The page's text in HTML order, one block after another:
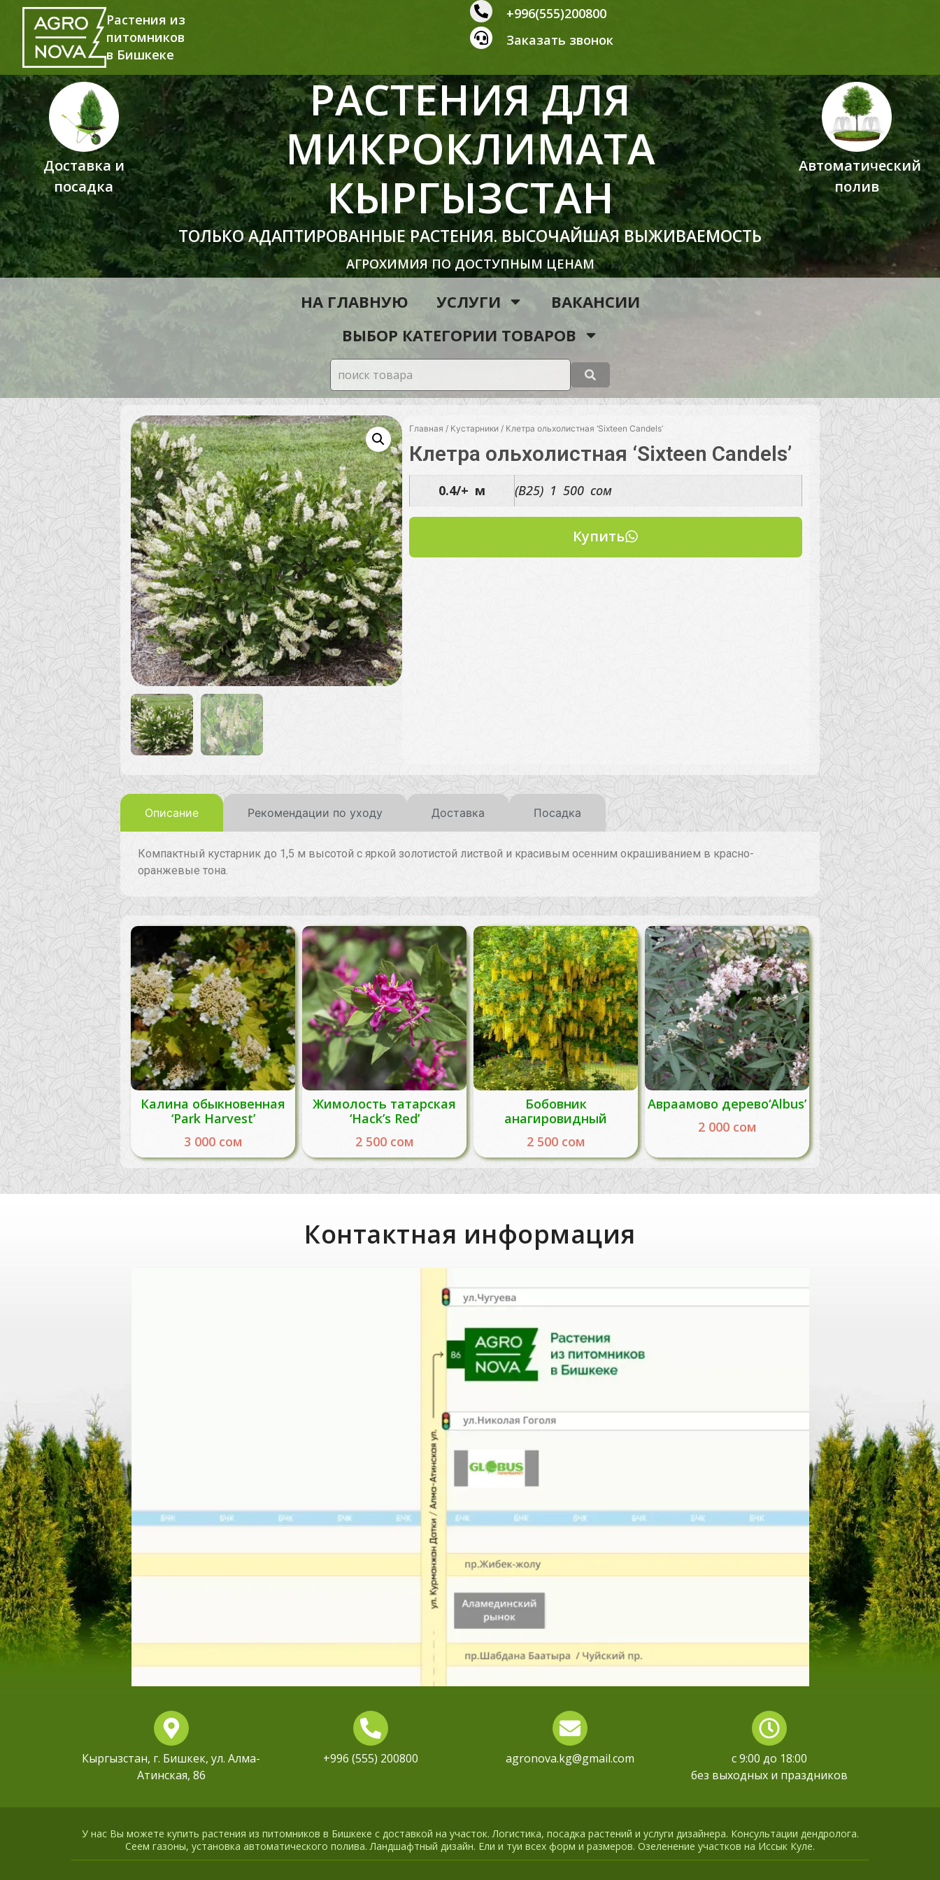
Растения из
питомников
в Бишкеке
+996(555)200800
Заказать звонок
Доставка и
посадка
РАСТЕНИЯ ДЛЯ
МИКРОКЛИМАТА
КЫРГЫЗСТАН
ТОЛЬКО АДАПТИРОВАННЫЕ РАСТЕНИЯ. ВЫСОЧАЙШАЯ ВЫЖИВАЕМОСТЬ
АГРОХИМИЯ ПО ДОСТУПНЫМ ЦЕНАМ
Автоматический
полив
НА ГЛАВНУЮ УСЛУГИ
ВАКАНСИИ
ВЫБОР КАТЕГОРИИ ТОВАРОВ
Главная / Кустарники / Клетра ольхолистная ‘Sixteen Candels’
Клетра ольхолистная ‘Sixteen Candels’
0.4/+ м (B25) 1 500 сом
Купить
Описание Рекомендации по уходу Доставка Посадка
Компактный кустарник до 1,5 м высотой с яркой золотистой листвой и красивым осенним окрашиванием в красно-
оранжевые тона.
Калина обыкновенная
‘Park Harvest’
3 000 сом
Жимолость татарская
‘Hack’s Red’
2 500 сом
Бобовник
анагировидный
2 500 сом
Авраамово дерево‘Albus’
2 000 сом
Контактная информация
Кыргызстан, г. Бишкек, ул. Алма-
Атинская, 86
+996 (555) 200800 agronova.kg@gmail.com
с 9:00 до 18:00
без выходных и праздников
У нас Вы можете купить растения из питомников в Бишкеке с доставкой на участок. Логистика, посадка растений и услуги дизайнера. Консультации дендролога.
Сеем газоны, установка автоматического полива. Ландшафтный дизайн. Ели и туи всех форм и размеров. Озеленение участков на Иссык Куле.